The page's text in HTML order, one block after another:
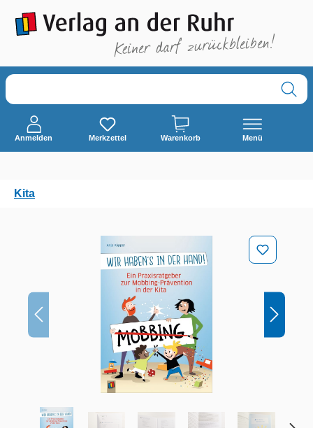
springen
Anmelden Merkzettel Warenkorb Menü
Kita
Bildergalerie überspringen